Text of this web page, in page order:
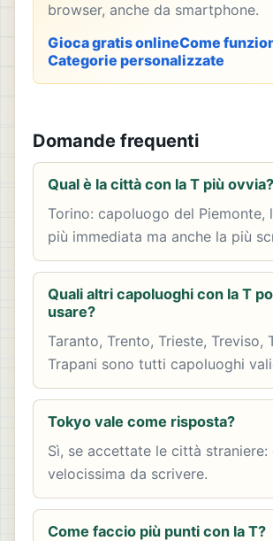
browser, anche da smartphone.
Gioca gratis onlineCome
Categorie personalizzate
Domande frequenti
Qual è la città con la T più ovvia?
Torino: capoluogo del Piemonte,
più immediata ma anche la più
Quali altri capoluoghi con la T
usare?
Taranto, Trento, Trieste, Treviso,
Trapani sono tutti capoluoghi
Tokyo vale come risposta?
Sì, se accettate le città straniere:
velocissima da scrivere.
Come faccio più punti con la T?